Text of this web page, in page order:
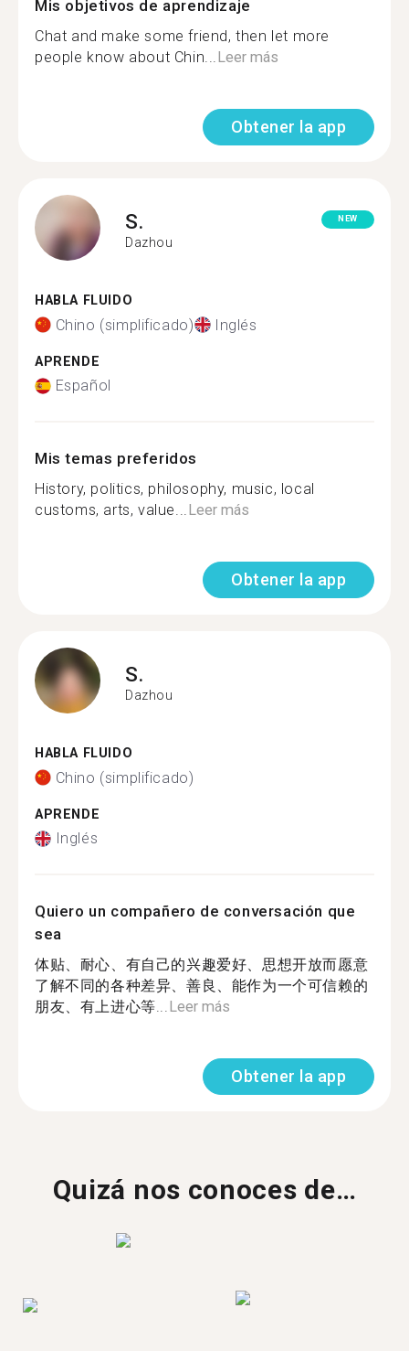
Mis objetivos de aprendizaje
Chat and make some friend, then let more
people know about Chin...Leer más
Obtener la app
S.
Dazhou
NEW
HABLA FLUIDO
Chino (simplificado) Inglés
APRENDE
Español
Mis temas preferidos
History, politics, philosophy, music, local
customs, arts, value...Leer más
Obtener la app
S.
Dazhou
HABLA FLUIDO
Chino (simplificado)
APRENDE
Inglés
Quiero un compañero de conversación que
sea
体贴、耐心、有自己的兴趣爱好、思想开放而愿意
了解不同的各种差异、善良、能作为一个可信赖的
朋友、有上进心等...Leer más
Obtener la app
Quizá nos conoces de…